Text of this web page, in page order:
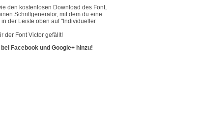
den kostenlosen Download des Font,
Schriftgenerator, mit dem du eine
der Leiste oben auf "Individueller
der Font Victor gefällt!
Facebook und Google+ hinzu!